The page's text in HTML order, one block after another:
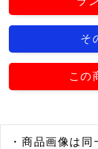
そ
この
・商品画像は